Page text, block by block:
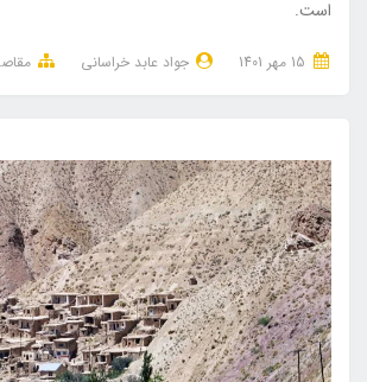
است.
جواد عابد خراسانی